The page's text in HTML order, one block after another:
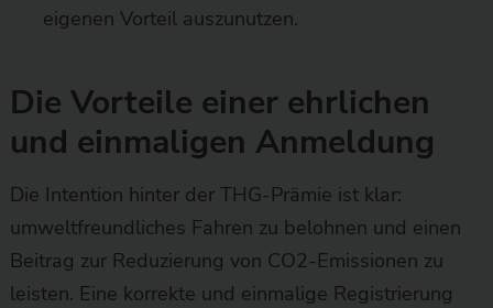
eigenen Vorteil auszunutzen.
Die Vorteile einer ehrlichen
und einmaligen Anmeldung
Die Intention hinter der THG-Prämie ist klar:
umweltfreundliches Fahren zu belohnen und einen
Beitrag zur Reduzierung von CO2-Emissionen zu
leisten. Eine korrekte und einmalige Registrierung